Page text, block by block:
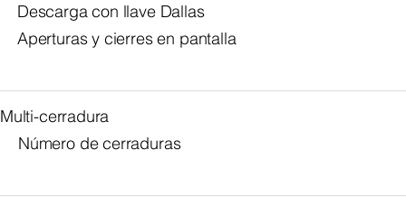
Descarga con llave Dallas
Aperturas y cierres en pantalla
Multi-cerradura
Número de cerraduras